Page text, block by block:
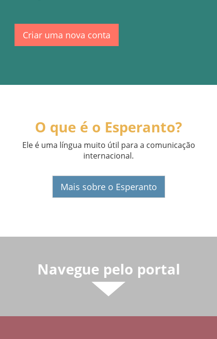
Criar uma nova conta
O que é o Esperanto?
Ele é uma língua muito útil para a comunicação
internacional.
Mais sobre o Esperanto
Navegue pelo portal